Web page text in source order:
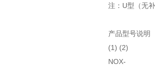
注：U型（无
产品型号说明
(1) (2)
NOX-